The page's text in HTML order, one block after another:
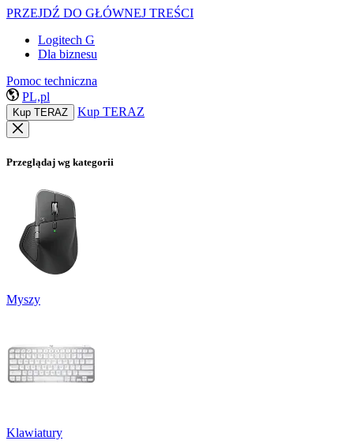
PRZEJDŹ DO GŁÓWNEJ TREŚCI
Logitech G
Dla biznesu
Pomoc techniczna
PL,pl
Kup TERAZ Kup TERAZ
Przeglądaj wg kategorii
Myszy
Klawiatury